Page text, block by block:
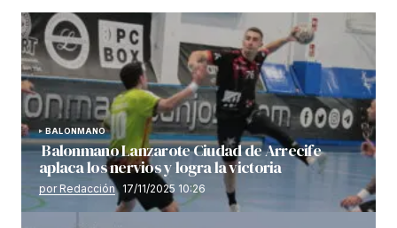
BALONMANO
Balonmano Lanzarote Ciudad de Arrecife
aplaca los nervios y logra la victoria
por Redacción 17/11/2025 10:26